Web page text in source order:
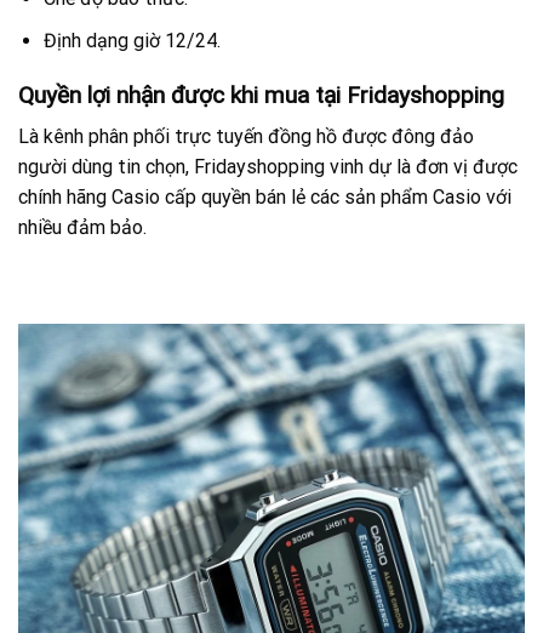
Định dạng giờ 12/24.
Quyền lợi nhận được khi mua tại Fridayshopping
Là kênh phân phối trực tuyến đồng hồ được đông đảo
người dùng tin chọn, Fridayshopping vinh dự là đơn vị được
chính hãng Casio cấp quyền bán lẻ các sản phẩm Casio với
nhiều đảm bảo.